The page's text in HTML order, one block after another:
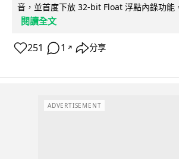
音，並首度下放 32-bit Float 浮點內錄功能
閱讀全文
251 1 ↗ 分享
ADVERTISEMENT